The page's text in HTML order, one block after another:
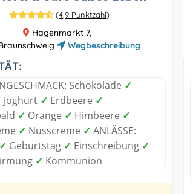
(4,9 Punktzahl)
Hagenmarkt 7,
Wegbeschreibung
Schokolade ✓
Joghurt ✓ Erdbeere ✓
✓ Orange ✓ Himbeere ✓
✓ Nusscreme ✓ ANLÄSSE:
✓ Geburtstag ✓ Einschreibung ✓
✓ Kommunion